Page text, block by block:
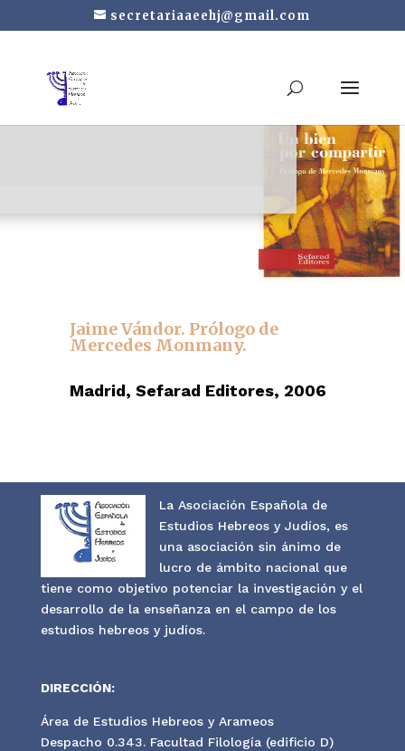
secretariaaeehj@gmail.com
JaimeVándor. Prólogo de
Mercedes Monmany.
Madrid, Sefarad Editores, 2006
La Asociación Española de
Estudios Hebreos y Judíos, es
una asociación sin ánimo de
lucro de ámbito nacional que
tiene como objetivo potenciar la investigación y el
desarrollo de la enseñanza en el campo de los
estudios hebreos y judíos.
DIRECCIÓN:
Área de Estudios Hebreos y Arameos
Despacho 0.343. Facultad Filología (edificio D)